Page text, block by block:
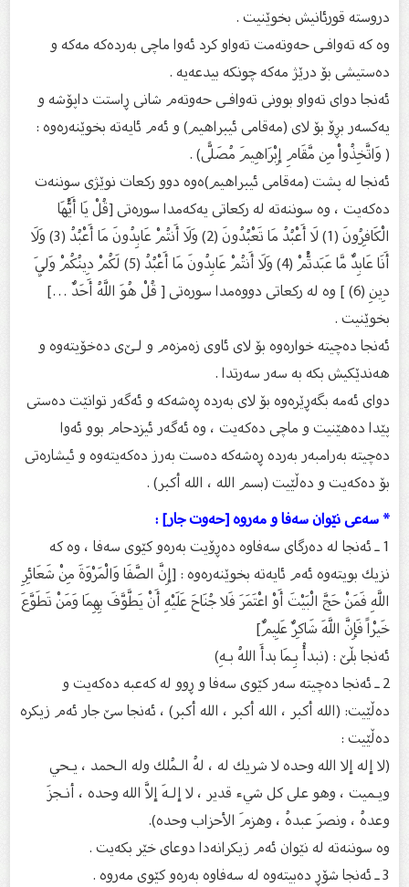
دروستە قورئانیش بخوێنیت .
وە كە تەوافـی حەوتەمت تەواو كرد ئەوا ماچی بەردەكە مەكە و
دەستیشی بۆ درێژ مەكە چونكە بیدعەیە .
ئەنجا دوای تەواو بوونی تەوافـی حەوتەم شانی ڕاستت داپۆشە و
یەكسەر بڕۆ بۆ لای (مەقامی ئیبراهیم) و ئەم ئایەتە بخوێنەرەوە :
( وَاتَّخِذُواْ مِن مَّقَامِ إِبْرَاهِيمَ مُصَلًّى) .
ئەنجا لە پشت (مەقامی ئیبراهیم)ەوە دوو ركعات نوێژی سوننەت
دەكەیت ، وە سوننەتە لە ركعاتی یەكەمدا سورەتی [قُلْ يَا أَيُّهَا
الْكَافِرُونَ (1) لَا أَعْبُدُ مَا تَعْبُدُونَ (2) وَلَا أَنتُمْ عَابِدُونَ مَا أَعْبُدُ (3) وَلَا
أَنَا عَابِدٌ مَّا عَبَدتُّمْ (4) وَلَا أَنتُمْ عَابِدُونَ مَا أَعْبُدُ (5) لَكُمْ دِينُكُمْ وَلِيَ
دِينِ (6) ] وە لە ركعاتی دووەمدا سورەتی [ قُلْ هُوَ اللَّهُ أَحَدٌ …]
بخوێنیت .
ئەنجا دەچیتە خوارەوە بۆ لای ئاوی زەمزەم و لـێ‌ی دەخۆیتەوە و
هەندێكیش بكە بە سەر سەرتدا .
دوای ئەمە بگەڕێرەوە بۆ لای بەردە ڕەشەكە و ئەگەر توانێت دەستی
پێدا دەهێنیت و ماچی دەكەیت ، وە ئەگەر ئیزدحام بوو ئەوا
دەچیتە بەرامبەر بەردە ڕەشەكە دەست بەرز دەكەیتەوە و ئیشارەتی
بۆ دەكەیت و دەڵێیت (بسم الله ، الله أكبر) .
* سەعی نێوان سەفا و مەروە [حەوت جار] :
1 ـ ئەنجا لە دەرگای سەفاوە دەڕۆیت بەرەو كێوی سەفا ، وە كە
نزیك بویتەوە ئەم ئایەتە بخوێنەرەوە : [إِنَّ الصَّفَا وَالْمَرْوَةَ مِنْ شَعَائِرِ
اللَّهِ فَمَنْ حَجَّ الْبَيْتَ أَوْ اعْتَمَرَ فَلا جُنَاحَ عَلَيْهِ أَنْ يَطَّوَّفَ بِهِمَا وَمَنْ تَطَوَّعَ
خَيْراً فَإِنَّ اللَّهَ شَاكِرٌ عَلِيمٌ]
ئەنجا بڵێ‌ : (نبدأُ بِـمَا بدأَ اللهُ بـهِ)
2 ـ ئەنجا دەچیتە سەر كێوی سەفا و ڕوو لە كەعبە دەكەیت و
دەڵێیت: (الله أكبر ، الله أكبر ، الله أكبر) ، ئەنجا سێ‌ جار ئەم زیكرە
دەڵێیت :
(لا إله إلا الله وحده لا شريك له ، لهُ الـمُلك وله الـحمد ، يـحي
ويـميت ، وهو على كل شيء قدير ، لا إلـهَ إلاَّ الله وحده ، أنـجزَ
وعدهُ ، ونصرَ عبدهُ ، وهزمَ الأحزاب وحده).
وە سوننەتە لە نێوان ئەم زیكرانەدا دوعای خێر بكەیت .